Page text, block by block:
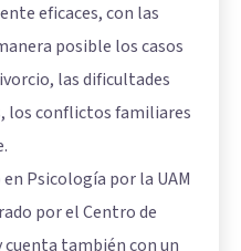
eficaces, con las
posible los casos
las dificultades
los conflictos familiares
Psicología por la UAM
por el Centro de
cuenta también con un